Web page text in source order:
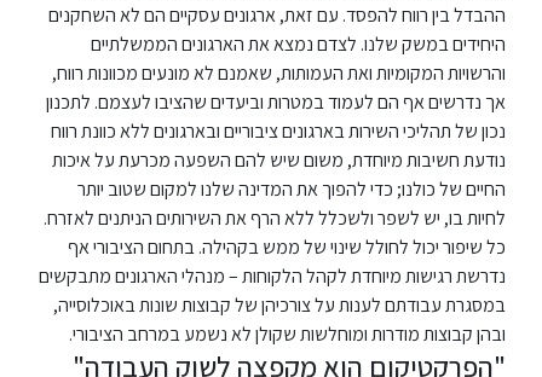
היחידה
לבינלאומיות
ספריה
משרתי
מילואים
וכוחות
הביטחון
זכויות
ההבדל בין רווח להפסד. עם זאת, ארגונים עסקיים הם לא השחקנים
היחידים במשק שלנו. לצדם נמצא את הארגונים הממשלתיים
והרשויות המקומיות ואת העמותות, שאמנם לא מונעים מכוונות רווח,
אך נדרשים אף הם לעמוד במטרות וביעדים שהציבו לעצמם. לתכנון
נכון של תהליכי השירות בארגונים ציבוריים ובארגונים ללא כוונת רווח
נודעת חשיבות מיוחדת, משום שיש להם השפעה מכרעת על איכות
החיים של כולנו; כדי להפוך את המדינה שלנו למקום שטוב יותר
לחיות בו, יש לשפר ולשכלל ללא הרף את השירותים הניתנים לאזרח.
כל שיפור יכול לחולל שינוי של ממש בקהילה. בתחום הציבורי אף
נדרשת רגישות מיוחדת לקהל הלקוחות – מנהלי הארגונים מתבקשים
במסגרת עבודתם לענות על צורכיהן של קבוצות שונות באוכלוסייה,
ובהן קבוצות מודרות ומוחלשות שקולן לא נשמע במרחב הציבורי.
"הפרקטיקום הוא מקפצה לשוק העבודה"